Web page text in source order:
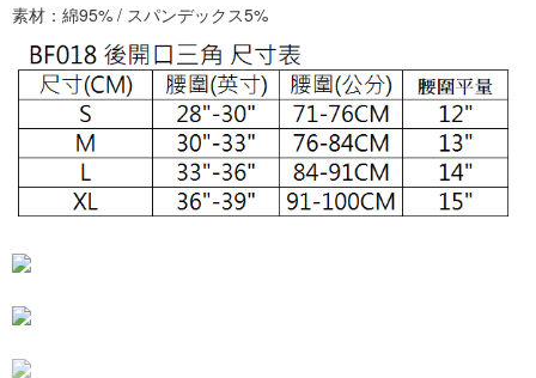
素材：綿95% / スパンデックス5%